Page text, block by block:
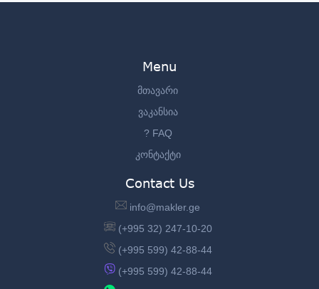
Menu
მთავარი
ვაკანსია
? FAQ
კონტაქტი
Contact Us
info@makler.ge
(+995 32) 247-10-20
(+995 599) 42-88-44
(+995 599) 42-88-44